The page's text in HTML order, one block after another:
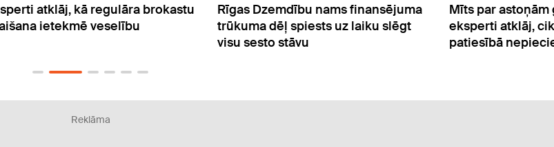
Dzemdību nams finansējuma
dēļ spiests uz laiku slēgt
Mīts par astoņām glāzēm dienā:
eksperti atklāj, cik daudz ūdens
patiesībā nepieciešams
Rinkēvičs aicina
papildu
cukura diabēta
Reklāma